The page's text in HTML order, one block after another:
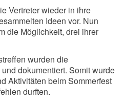
Vertreter wieder in ihre
Ideen vor. Nun
die Möglichkeit, drei ihrer
wurden die
dokumentiert. Somit wurde
Aktivitäten beim Sommerfest
durften.